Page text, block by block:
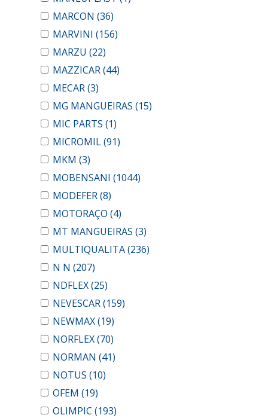
MARCON (36)
MARVINI (156)
MARZU (22)
MAZZICAR(44)
MECAR(3)
MG MANGUEIRAS (15)
MIC PARTS (1)
MICROMIL(91)
MKM (3)
MOBENSANI (1044)
MODEFER(8)
MOTORAÇO (4)
MT MANGUEIRAS (3)
MULTIQUALITA(236)
N N (207)
NDFLEX(25)
NEVESCAR(159)
NEWMAX(19)
NORFLEX(70)
NORMAN (41)
NOTUS (10)
OFEM (19)
OLIMPIC (193)